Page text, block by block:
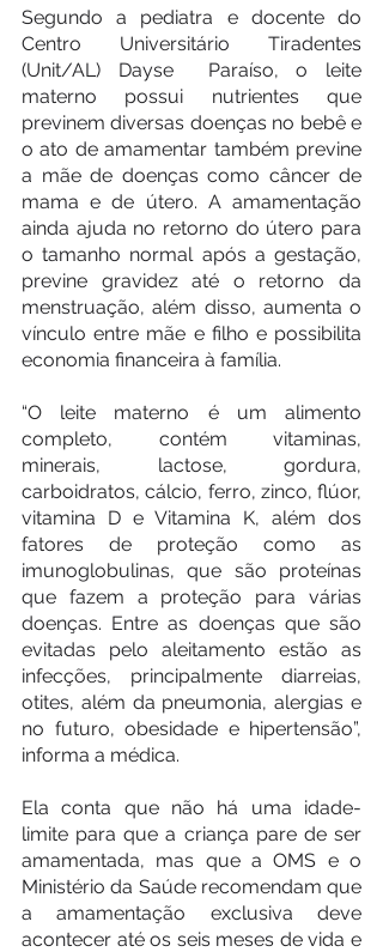
Segundo a pediatra e docente do
Centro Universitário Tiradentes
(Unit/AL) Dayse  Paraíso, o leite
materno possui nutrientes que
previnem diversas doenças no bebê e
o ato de amamentar também previne
a mãe de doenças como câncer de
mama e de útero. A amamentação
ainda ajuda no retorno do útero para
o tamanho normal após a gestação,
previne gravidez até o retorno da
menstruação, além disso, aumenta o
vínculo entre mãe e filho e possibilita
economia financeira à família.
“O leite materno é um alimento
completo, contém vitaminas,
minerais, lactose, gordura,
carboidratos, cálcio, ferro, zinco, flúor,
vitamina D e Vitamina K, além dos
fatores de proteção como as
imunoglobulinas, que são proteínas
que fazem a proteção para várias
doenças. Entre as doenças que são
evitadas pelo aleitamento estão as
infecções, principalmente diarreias,
otites, além da pneumonia, alergias e
no futuro, obesidade e hipertensão”,
informa a médica.
Ela conta que não há uma idade-
limite para que a criança pare de ser
amamentada, mas que a OMS e o
Ministério da Saúde recomendam que
a amamentação exclusiva deve
acontecer até os seis meses de vida e